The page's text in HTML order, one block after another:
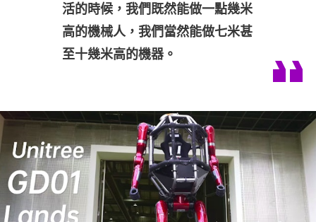
活的時候，我們既然能做一點幾米
高的機械人，我們當然能做七米甚
至十幾米高的機器。